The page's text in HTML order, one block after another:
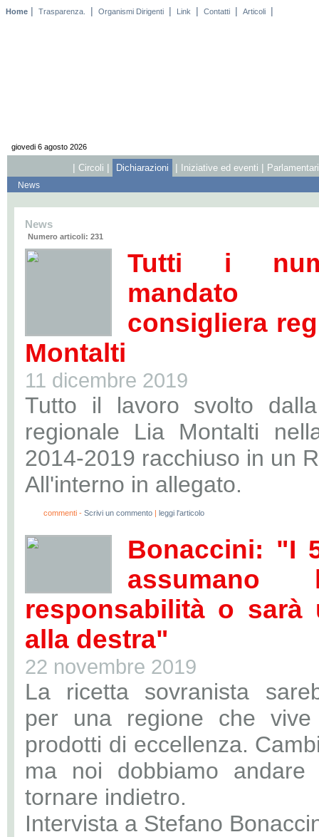
Home | Trasparenza. | Organismi Dirigenti | Link | Contatti | Articoli |
giovedi 6 agosto 2026
| Circoli | Dichiarazioni | Iniziative ed eventi |
News
News
Numero articoli: 231
Tutti i
consigliera
Montalti
11 dicembre 2019
Tutto il lavoro svolto
regionale Lia Montalti
2014-2019 racchiuso in un
All'interno in allegato.
commenti - Scrivi un commento | leggi l'articolo
Bonaccini: "I
responsabilità o sarà
alla destra"
22 novembre 2019
La ricetta sovranista
per una regione che vive
prodotti di eccellenza.
ma noi dobbiamo andare
tornare indietro.
Intervista a Stefano